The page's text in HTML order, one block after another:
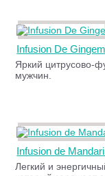
Infusion De
Яркий цитрусово-
мужчин.
Infusion de
Легкий и